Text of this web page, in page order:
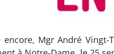
encore, Mgr André